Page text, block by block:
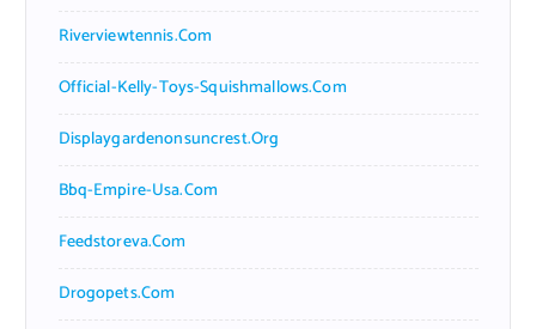
Riverviewtennis.com
Official-Kelly-Toys-Squishmallows.com
Displaygardenonsuncrest.org
Bbq-Empire-Usa.com
Feedstoreva.com
Drogopets.com